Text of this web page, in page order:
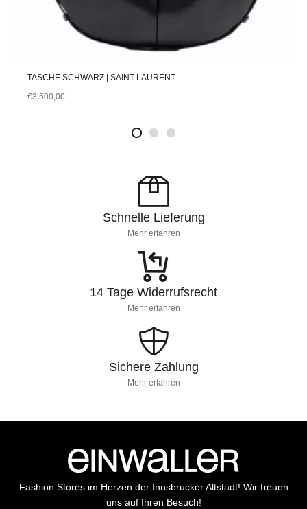
TASCHE SCHWARZ | SAINT LAURENT
€3.500,00
Schnelle Lieferung
Mehr erfahren
14 Tage Widerrufsrecht
Mehr erfahren
Sichere Zahlung
Mehr erfahren
Fashion Stores im Herzen der Innsbrucker Altstadt! Wir freuen
uns auf Ihren Besuch!